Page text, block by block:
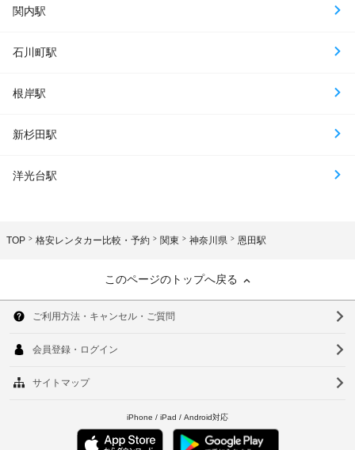
関内駅
石川町駅
根岸駅
新杉田駅
洋光台駅
TOP 格安レンタカー比較・予約 関東 神奈川県 恩田駅
このページのトップへ戻る